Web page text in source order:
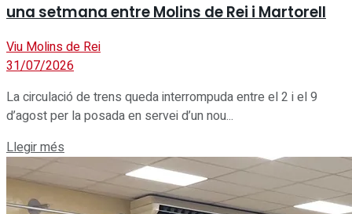
una setmana entre Molins de Rei i Martorell
Viu Molins de Rei
31/07/2026
La circulació de trens queda interrompuda entre el 2 i el 9
d’agost per la posada en servei d’un nou...
Llegir més